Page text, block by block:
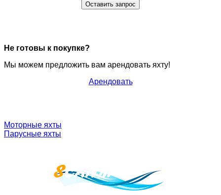
Оставить запрос
Не готовы к покупке?
Мы можем предложить вам арендовать яхту!
Арендовать
Моторные яхты
Парусные яхты